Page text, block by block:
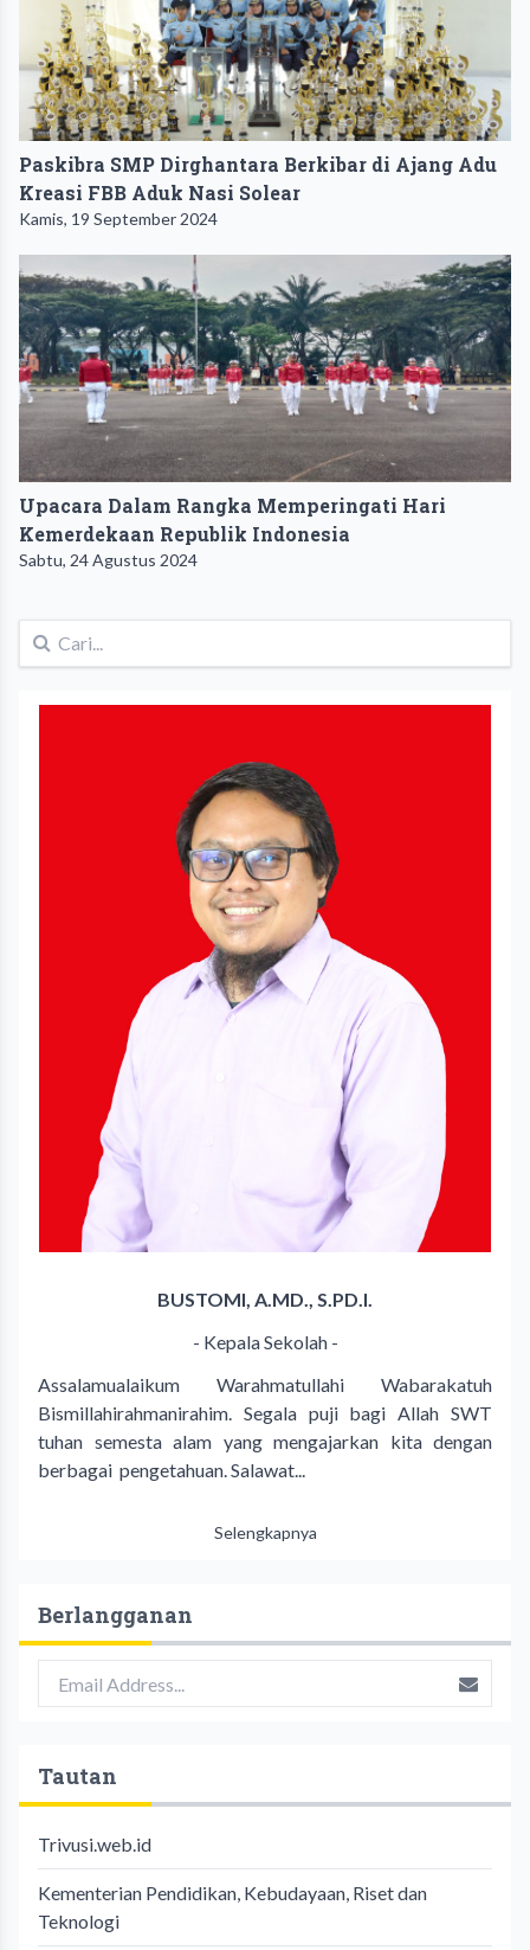
Paskibra SMP Dirghantara Berkibar di Ajang Adu
Kreasi FBB Aduk Nasi Solear
Kamis, 19 September 2024
Upacara Dalam Rangka Memperingati Hari
Kemerdekaan Republik Indonesia
Sabtu, 24 Agustus 2024
BUSTOMI, A.MD., S.PD.I.
- Kepala Sekolah -
Assalamualaikum Warahmatullahi Wabarakatuh
Bismillahirahmanirahim. Segala puji bagi Allah SWT
tuhan semesta alam yang mengajarkan kita dengan
berbagai pengetahuan. Salawat...
Selengkapnya
Berlangganan
Tautan
Trivusi.web.id
Kementerian Pendidikan, Kebudayaan, Riset dan
Teknologi